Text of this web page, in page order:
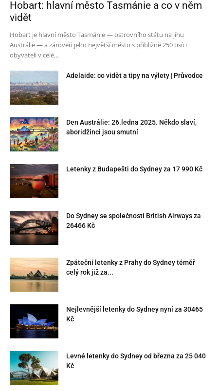
Hobart: hlavní město Tasmánie a co v něm
vidět
Hobart je hlavní město Tasmánie — ostrovního státu na jihu
Austrálie — a zároveň jeho největší město s přibližně 250 tisíci
obyvateli v celé...
Adelaide: co vidět a tipy na výlety | Průvodce
Den Austrálie: 26.ledna 2025. Někdo slaví,
aboridžinci jsou smutní
Letenky z Budapešti do Sydney za 17 990 Kč
Do Sydney se společností British Airways za
26466 Kč
Zpáteční letenky z Prahy do Sydney téměř
celý rok již za...
Nejlevnější letenky do Sydney nyní za 30465
Kč
Levné letenky do Sydney od března za 25 040
Kč